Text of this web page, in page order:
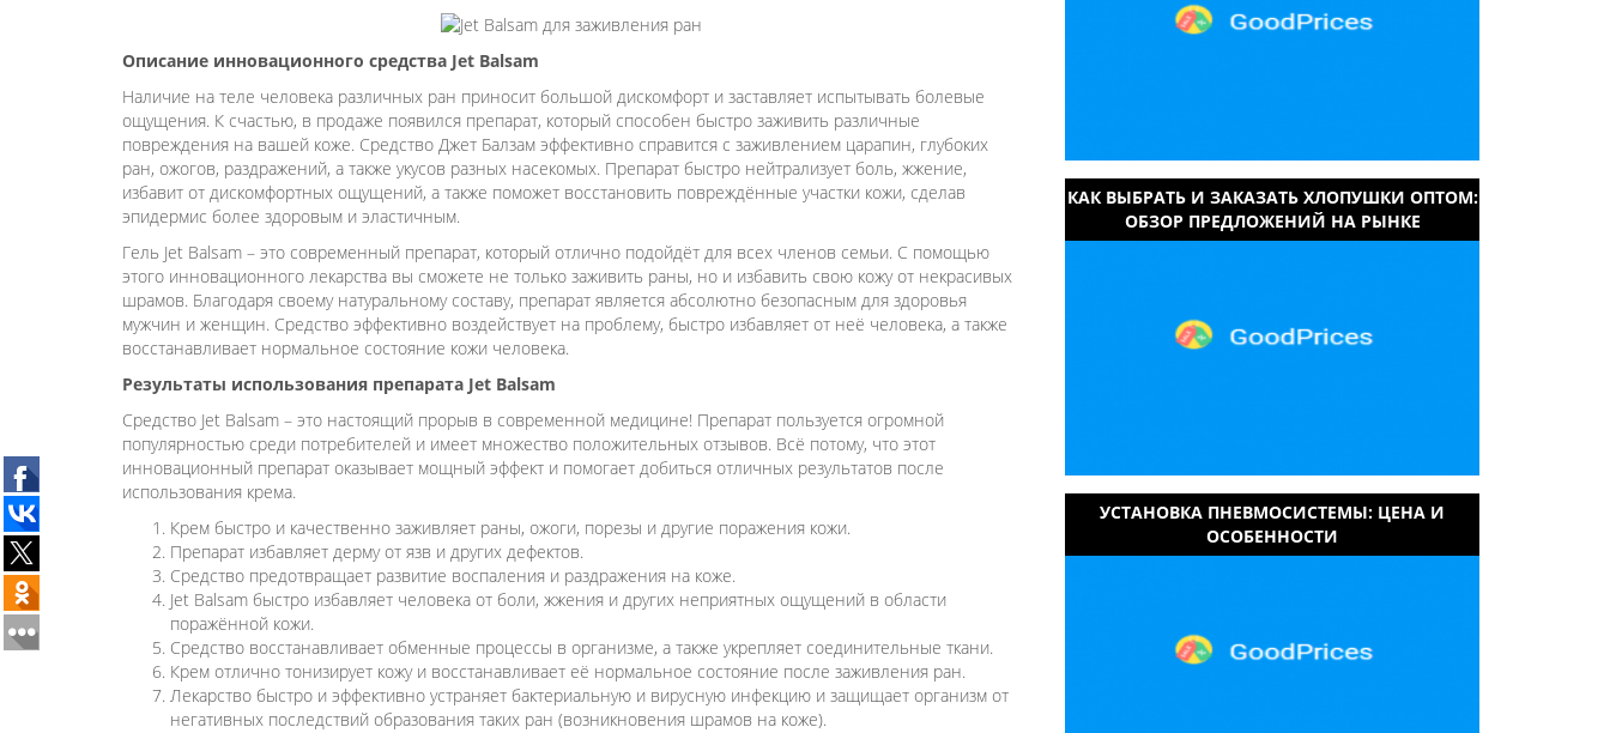
Описание инновационного средства Jet Balsam
Наличие на теле человека различных ран приносит большой дискомфорт и заставляет испытывать болевые
ощущения. К счастью, в продаже появился препарат, который способен быстро заживить различные
повреждения на вашей коже. Средство Джет Балзам эффективно справится с заживлением царапин, глубоких
ран, ожогов, раздражений, а также укусов разных насекомых. Препарат быстро нейтрализует боль, жжение,
избавит от дискомфортных ощущений, а также поможет восстановить повреждённые участки кожи, сделав
эпидермис более здоровым и эластичным.
Гель Jet Balsam – это современный препарат, который отлично подойдёт для всех членов семьи. С помощью
этого инновационного лекарства вы сможете не только заживить раны, но и избавить свою кожу от некрасивых
шрамов. Благодаря своему натуральному составу, препарат является абсолютно безопасным для здоровья
мужчин и женщин. Средство эффективно воздействует на проблему, быстро избавляет от неё человека, а также
восстанавливает нормальное состояние кожи человека.
Результаты использования препарата Jet Balsam
Средство Jet Balsam – это настоящий прорыв в современной медицине! Препарат пользуется огромной
популярностью среди потребителей и имеет множество положительных отзывов. Всё потому, что этот
инновационный препарат оказывает мощный эффект и помогает добиться отличных результатов после
использования крема.
Крем быстро и качественно заживляет раны, ожоги, порезы и другие поражения кожи.
Препарат избавляет дерму от язв и других дефектов.
Средство предотвращает развитие воспаления и раздражения на коже.
Jet Balsam быстро избавляет человека от боли, жжения и других неприятных ощущений в области
поражённой кожи.
Средство восстанавливает обменные процессы в организме, а также укрепляет соединительные ткани.
Крем отлично тонизирует кожу и восстанавливает её нормальное состояние после заживления ран.
Лекарство быстро и эффективно устраняет бактериальную и вирусную инфекцию и защищает организм от
негативных последствий образования таких ран (возникновения шрамов на коже).
КАК ВЫБРАТЬ И ЗАКАЗАТЬ ХЛОПУШКИ ОПТОМ:
ОБЗОР ПРЕДЛОЖЕНИЙ НА РЫНКЕ
УСТАНОВКА ПНЕВМОСИСТЕМЫ: ЦЕНА И
ОСОБЕННОСТИ